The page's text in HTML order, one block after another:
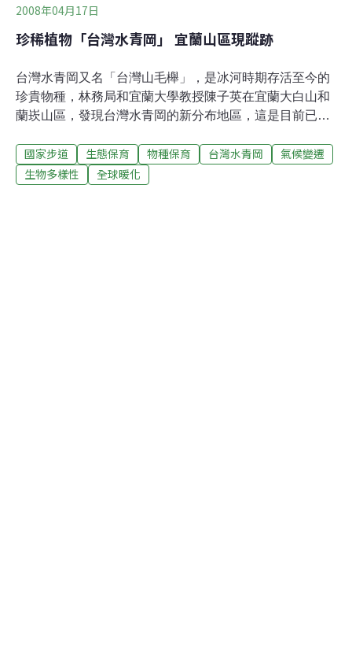
2008年04月17日
珍稀植物「台灣水青岡」 宜蘭山區現蹤跡
台灣水青岡又名「台灣山毛櫸」，是冰河時期存活至今的
珍貴物種，林務局和宜蘭大學教授陳子英在宜蘭大白山和
蘭崁山區，發現台灣水青岡的新分布地區，這是目前已發
台灣水青岡面臨能否續存的危機。台灣水青岡，屬於殼斗
科水青岡屬的落葉喬木，春天開花長葉，夏季時形成濃綠
國家步道 生態保育 物種保育 台灣水青岡
氣候變遷
生物多樣性
全球暖化